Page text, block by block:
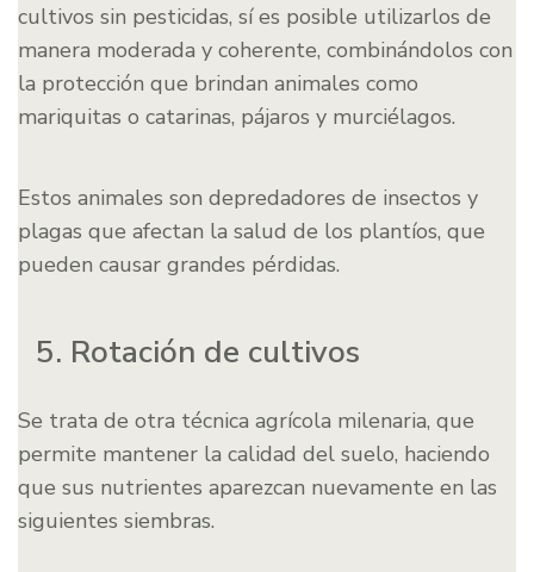
cultivos sin pesticidas, sí es posible utilizarlos de
manera moderada y coherente, combinándolos con
la protección que brindan animales como
mariquitas o catarinas, pájaros y murciélagos.
Estos animales son depredadores de insectos y
plagas que afectan la salud de los plantíos, que
pueden causar grandes pérdidas.
5. Rotación de cultivos
Se trata de otra técnica agrícola milenaria, que
permite mantener la calidad del suelo, haciendo
que sus nutrientes aparezcan nuevamente en las
siguientes siembras.